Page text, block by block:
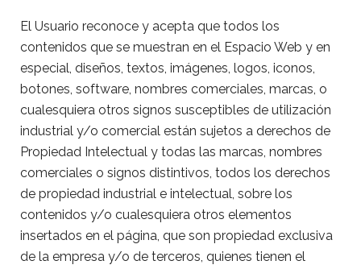
El Usuario reconoce y acepta que todos los
contenidos que se muestran en el Espacio Web y en
especial, diseños, textos, imágenes, logos, iconos,
botones, software, nombres comerciales, marcas, o
cualesquiera otros signos susceptibles de utilización
industrial y/o comercial están sujetos a derechos de
Propiedad Intelectual y todas las marcas, nombres
comerciales o signos distintivos, todos los derechos
de propiedad industrial e intelectual, sobre los
contenidos y/o cualesquiera otros elementos
insertados en el página, que son propiedad exclusiva
de la empresa y/o de terceros, quienes tienen el